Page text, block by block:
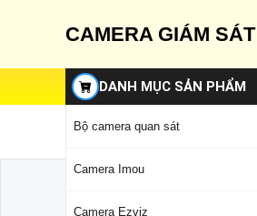
CAMERA GIÁM SÁT
DANH MỤC SẢN PHẨM
Bộ camera quan sát
Camera Imou
Camera Ezviz